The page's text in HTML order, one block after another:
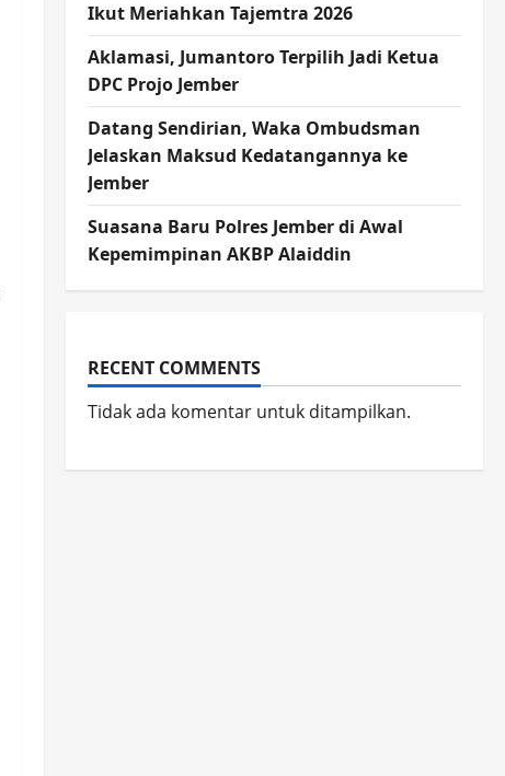
Ikut Meriahkan Tajemtra 2026
Aklamasi, Jumantoro Terpilih Jadi Ketua
DPC Projo Jember
Datang Sendirian, Waka Ombudsman
Jelaskan Maksud Kedatangannya ke
Jember
Suasana Baru Polres Jember di Awal
Kepemimpinan AKBP Alaiddin
RECENT COMMENTS
Tidak ada komentar untuk ditampilkan.